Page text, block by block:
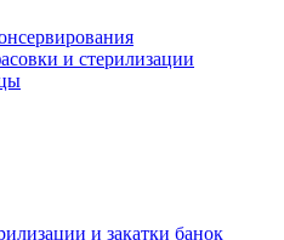
и стерилизации
и закатки банок